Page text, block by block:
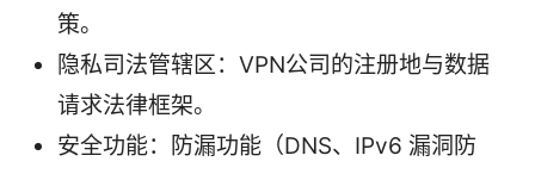
策。
隐私司法管辖区：VPN公司的注册地与数据
请求法律框架。
安全功能：防漏功能（DNS、IPv6 漏洞防